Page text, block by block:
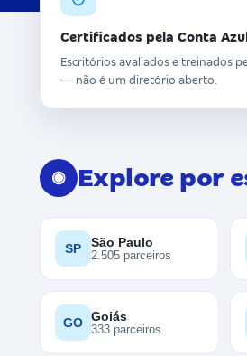
Certificados pela Conta Azul
Escritórios avaliados e treinados
— não é um diretório aberto.
◉ Explore por
SP São Paulo
2.505 parceiros
GO Goiás
333 parceiros